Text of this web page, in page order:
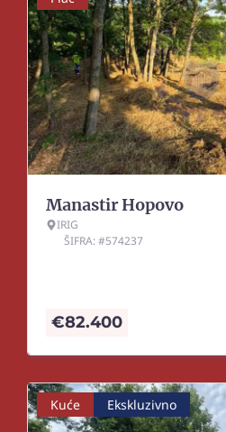
Manastir Hopovo
IRIG
ŠIFRA: #574237
€82.400
Kuće Ekskluzivno